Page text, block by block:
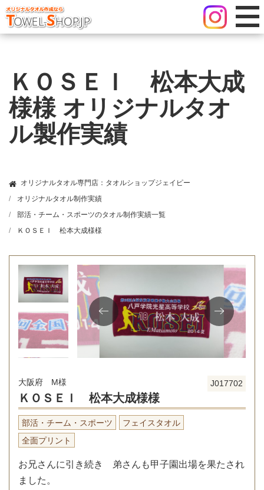
ＫＯＳＥＩ 松本大成
様様 オリジナルタオ
ル製作実績
オリジナルタオル専門店：タオルショップジェイピー
オリジナルタオル制作実績
部活・チーム・スポーツのタオル制作実績一覧
ＫＯＳＥＩ 松本大成様様
J017702
大阪府 M様
ＫＯＳＥＩ 松本大成様様
部活・チーム・スポーツ
フェイスタオル
全面プリント
お兄さんに引き続き 弟さんも甲子園出場を果たされ
ました。